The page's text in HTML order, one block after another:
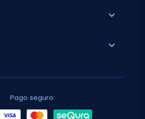
expand_more
expand_more
Pago seguro: